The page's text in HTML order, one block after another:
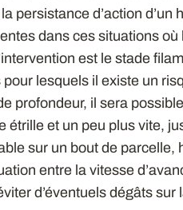
persistance d’action
dans ces situations
est le stade
lesquels il existe un
profondeur, il sera
étrille et un peu plus vite,
sur un bout de parcelle,
entre la vitesse
d’éventuels dégâts sur